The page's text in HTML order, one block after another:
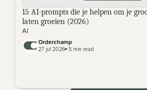
15 AI-prompts die je helpen om je
laten groeien (2026)
AI
Orderchamp
27 jul 2026 5 min read